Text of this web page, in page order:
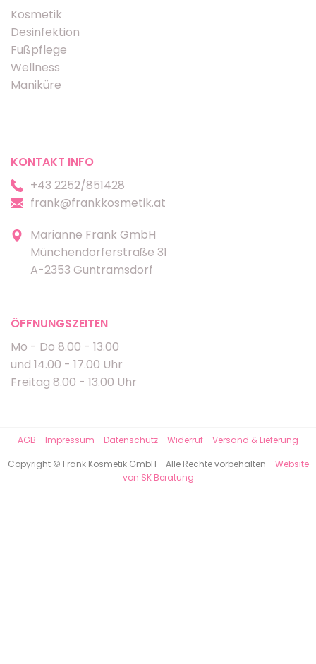
Kosmetik
Desinfektion
Fußpflege
Wellness
Maniküre
KONTAKT INFO
+43 2252/851428
frank@frankkosmetik.at
Marianne Frank GmbH
Münchendorferstraße 31
A-2353 Guntramsdorf
ÖFFNUNGSZEITEN
Mo - Do 8.00 - 13.00
und 14.00 - 17.00 Uhr
Freitag 8.00 - 13.00 Uhr
AGB - Impressum - Datenschutz- Widerruf- Versand & Lieferung
Copyright © Frank Kosmetik GmbH - Alle Rechte vorbehalten - Website
von SK Beratung